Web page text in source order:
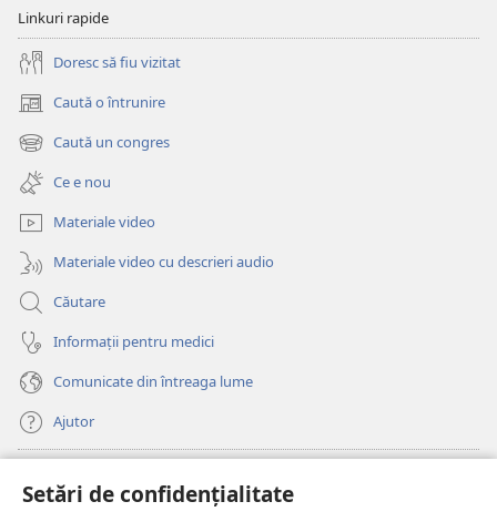
Setări de confidențialitate
lucruriîntâmplă
Linkuri rapide
Doresc să fiu vizitat
Caută o întrunire
(se
deschide
o
fereastră
nouă)
Caută un congres
(se
deschide
o
fereastră
nouă)
Ce e nou
Materiale video
Materiale video cu descrieri audio
Căutare
Informații pentru medici
Comunicate din întreaga lume
Ajutor
(se
deschide